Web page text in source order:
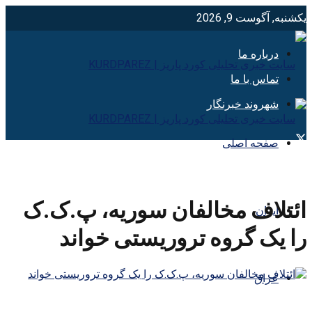
یکشنبه, آگوست 9, 2026
درباره ما
تماس با ما
شهروند خبرنگار
صفحه اصلی
ایران
عراق
ائتلاف مخالفان سوریه، پ.ک.ک
را یک گروه تروریستی خواند